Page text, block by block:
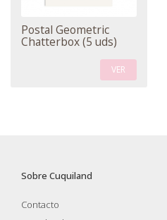
Postal Geometric
Chatterbox (5 uds)
VER
Sobre Cuquiland
Contacto